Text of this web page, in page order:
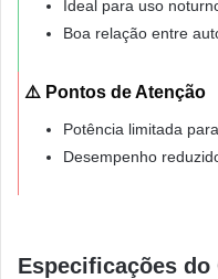
Ideal para uso
Boa relação entre
⚠️ Pontos de Atenção
Potência limitada
Desempenho
Especificações